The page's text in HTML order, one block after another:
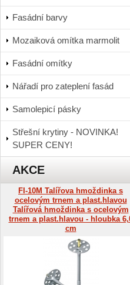
Fasádní barvy
Mozaiková omítka marmolit
Fasádní omítky
Nářadí pro zateplení fasád
Samolepicí pásky
Střešní krytiny - NOVINKA!
SUPER CENY!
AKCE
FI-10M Talířova hmoždinka s
ocelovým trnem a plast.hlavou
Talířová hmoždinka s ocelovým
trnem a plast.hlavou - hloubka
cm